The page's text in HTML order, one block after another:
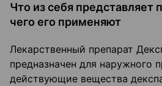
Что из себя представляет
чего его применяют
Лекарственный препарат
предназначен для наружного
действующие вещества